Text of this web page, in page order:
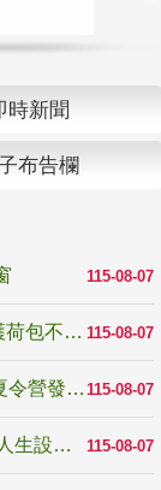
時新聞
布告欄
115-08-07
115-08-07
反詐騙宣導_防詐有道，霹靂布袋戲陪你守護荷包不受騙
115-08-07
跨越限制，探索潛能！115年多元潛能發展夏令營發掘生命無限可能
115-08-07
高齡不是終點而是夢想起點！教育部打造「人生設計夢工場」 參展第3屆高齡健康產業博覽會